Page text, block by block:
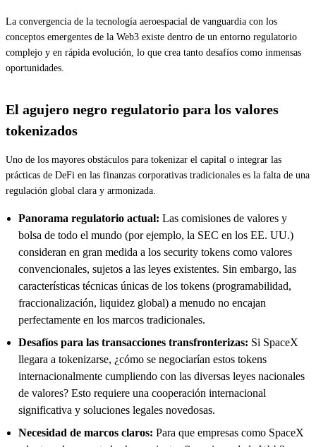
La convergencia de la tecnología aeroespacial de vanguardia con los
conceptos emergentes de la Web3 existe dentro de un entorno regulatorio
complejo y en rápida evolución, lo que crea tanto desafíos como inmensas
oportunidades.
El agujero negro regulatorio para los valores
tokenizados
Uno de los mayores obstáculos para tokenizar el capital o integrar las
prácticas de DeFi en las finanzas corporativas tradicionales es la falta de una
regulación global clara y armonizada.
Panorama regulatorio actual: Las comisiones de valores y
bolsa de todo el mundo (por ejemplo, la SEC en los EE. UU.)
consideran en gran medida a los security tokens como valores
convencionales, sujetos a las leyes existentes. Sin embargo, las
características técnicas únicas de los tokens (programabilidad,
fraccionalización, liquidez global) a menudo no encajan
perfectamente en los marcos tradicionales.
Desafíos para las transacciones transfronterizas: Si SpaceX
llegara a tokenizarse, ¿cómo se negociarían estos tokens
internacionalmente cumpliendo con las diversas leyes nacionales
de valores? Esto requiere una cooperación internacional
significativa y soluciones legales novedosas.
Necesidad de marcos claros: Para que empresas como SpaceX